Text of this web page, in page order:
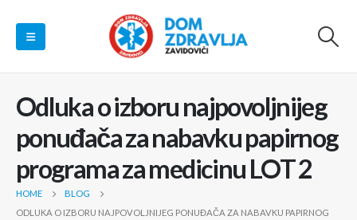
Odluka o izboru najpovoljnijeg
ponuđača za nabavku papirnog
programa za medicinu LOT 2
HOME
BLOG
ODLUKA O IZBORU NAJPOVOLJNIJEG PONUĐAČA ZA NABAVKU PAPIRNOG